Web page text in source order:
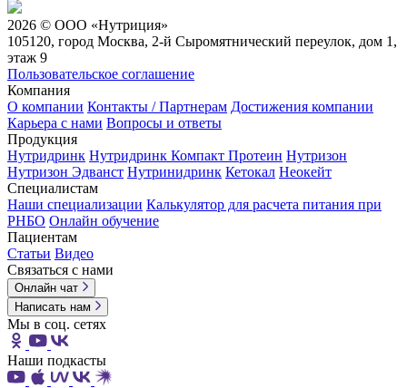
2026 © ООО «Нутриция»
105120, город Москва, 2-й Сыромятнический переулок, дом 1,
этаж 9
Пользовательское соглашение
Компания
О компании Контакты / Партнерам Достижения компании
Карьера c нами Вопросы и ответы
Продукция
Нутридринк Нутридринк Компакт Протеин Нутризон
Нутризон Эдванст Нутринидринк Кетокал Неокейт
Специалистам
Наши специализации Калькулятор для расчета питания при
РНБО Онлайн обучение
Пациентам
Статьи Видео
Связаться с нами
Онлайн чат
Написать нам
Мы в соц. сетях
Наши подкасты